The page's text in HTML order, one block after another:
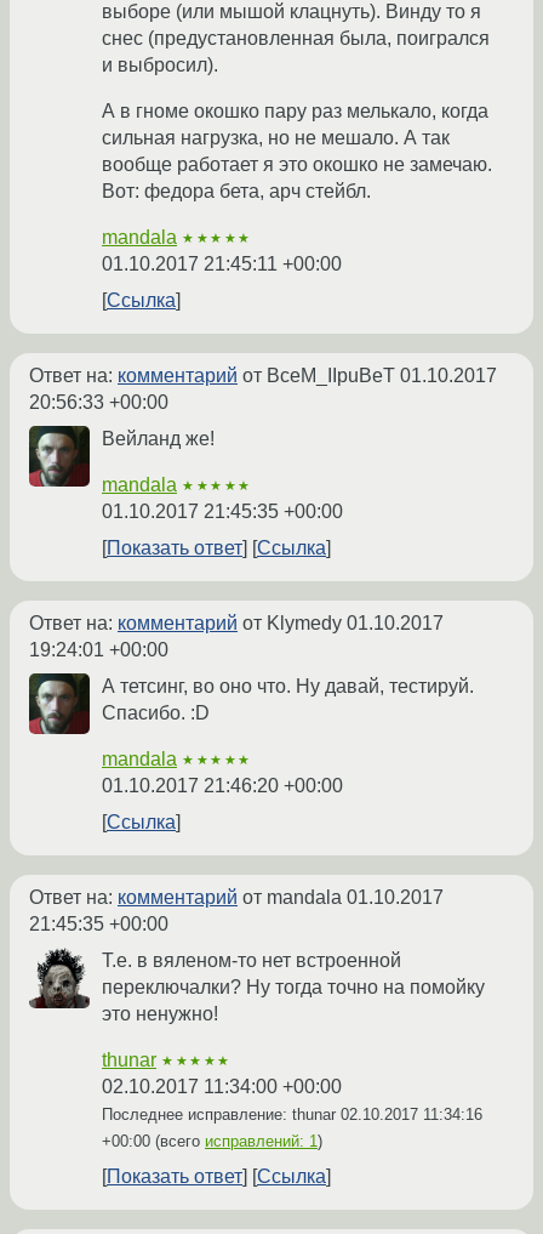
выборе (или мышой клацнуть). Винду то я
снес (предустановленная была, поигрался
и выбросил).
А в гноме окошко пару раз мелькало, когда
сильная нагрузка, но не мешало. А так
вообще работает я это окошко не замечаю.
Вот: федора бета, арч стейбл.
mandala ★★★★★
01.10.2017 21:45:11 +00:00
Ссылка
Ответ на: комментарий от BceM_IIpuBeT 01.10.2017
20:56:33 +00:00
Вейланд же!
mandala ★★★★★
01.10.2017 21:45:35 +00:00
Показать ответ
Ссылка
Ответ на: комментарий от Klymedy 01.10.2017
19:24:01 +00:00
А тетсинг, во оно что. Ну давай, тестируй.
Спасибо. :D
mandala ★★★★★
01.10.2017 21:46:20 +00:00
Ссылка
Ответ на: комментарий от mandala 01.10.2017
21:45:35 +00:00
Т.е. в вяленом-то нет встроенной
переключалки? Ну тогда точно на помойку
это ненужно!
thunar ★★★★★
02.10.2017 11:34:00 +00:00
Последнее исправление: thunar 02.10.2017 11:34:16
+00:00 (всего исправлений: 1)
Показать ответ Ссылка